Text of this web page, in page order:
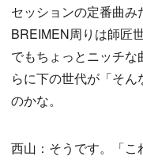
セッションの定番曲み
BREIMEN周りは師匠
でもちょっとニッチ
らに下の世代が「そ
のかな。
西山：そうです。「こ